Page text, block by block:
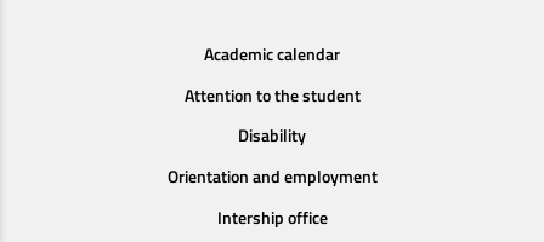
Academic calendar
Attention to the student
Disability
Orientation and employment
Intership office